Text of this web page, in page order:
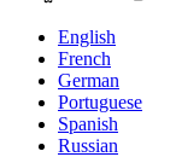
English
French
German
Portuguese
Spanish
Russian